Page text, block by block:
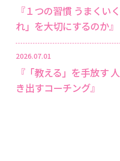
『１つの習慣 うまくい
れ」を大切にするのか』
2026.07.01
『「教える」を手放す
き出すコーチング』